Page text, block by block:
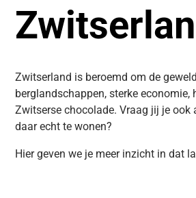
Zwitserland is beroemd om de
berglandschappen, sterke economie,
Zwitserse chocolade. Vraag jij je ook
daar echt te wonen?
Hier geven we je meer inzicht in dat